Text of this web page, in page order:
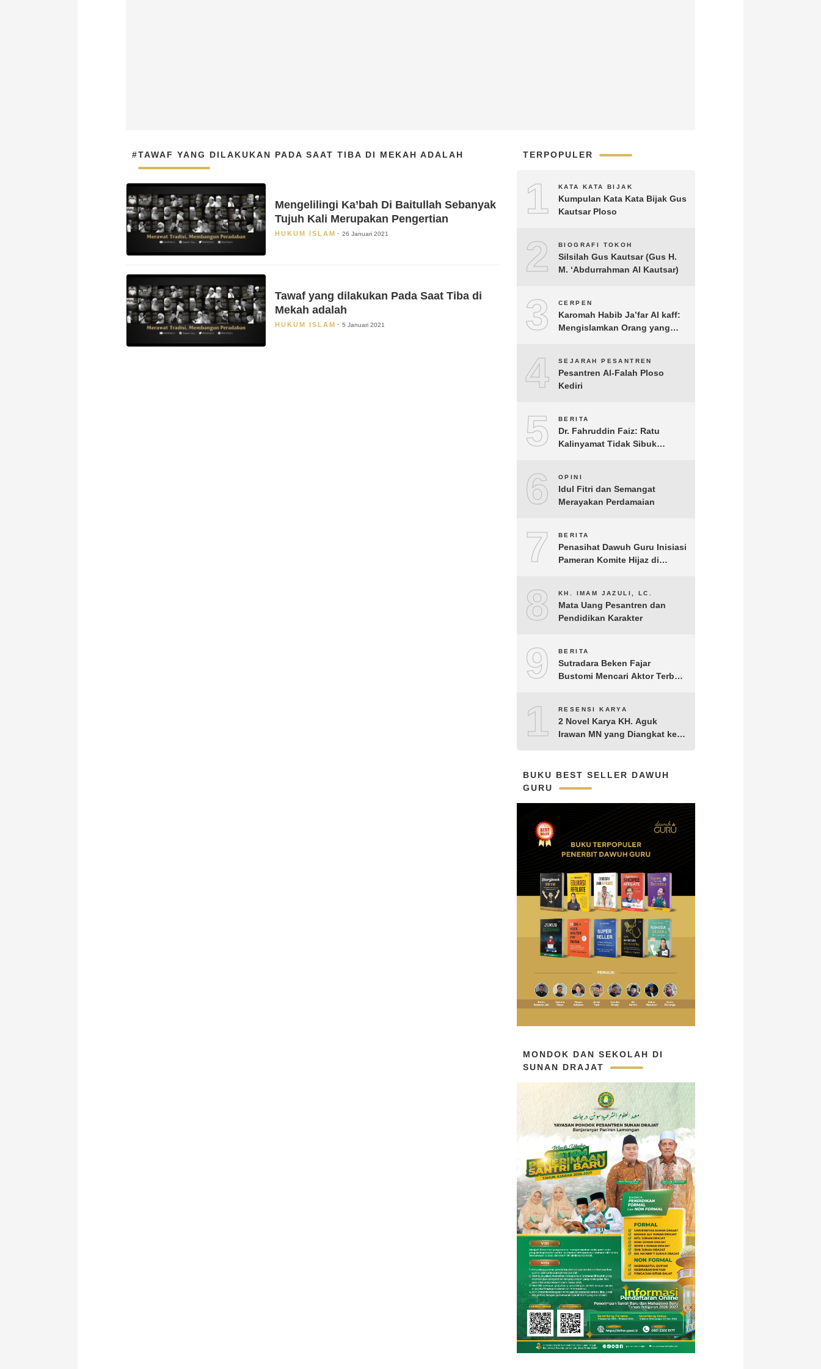
#TAWAF YANG DILAKUKAN PADA SAAT TIBA DI MEKAH ADALAH
Mengelilingi Ka’bah Di Baitullah Sebanyak
Tujuh Kali Merupakan Pengertian
HUKUM ISLAM 26 Januari 2021
Tawaf yang dilakukan Pada Saat Tiba di
Mekah adalah
HUKUM ISLAM 5 Januari 2021
TERPOPULER
1 KATA KATA BIJAK
Kumpulan Kata Kata Bijak Gus
Kautsar Ploso
2 BIOGRAFI TOKOH
Silsilah Gus Kautsar (Gus H.
M. ‘Abdurrahman Al Kautsar)
3 CERPEN
Karomah Habib Ja’far Al kaff:
Mengislamkan Orang yang
4 SEJARAH PESANTREN
Pesantren Al-Falah Ploso
Kediri
5 BERITA
Dr. Fahruddin Faiz: Ratu
Kalinyamat Tidak Sibuk
Perekonomian Rakyatnya
6 OPINI
Idul Fitri dan Semangat
Merayakan Perdamaian
7 BERITA
Penasihat Dawuh Guru Inisiasi
Pameran Komite Hijaz di
8 KH. IMAM JAZULI, LC.
Mata Uang Pesantren dan
Pendidikan Karakter
9 BERITA
Sutradara Beken Fajar
Bustomi Mencari Aktor Terbaik
KH. Hasyim Asy’ari karya KH.
Aguk Irawan MN
10RESENSI KARYA
2 Novel Karya KH. Aguk
Irawan MN yang Diangkat ke
BUKU BEST SELLER DAWUH
GURU
MONDOK DAN SEKOLAH DI
SUNAN DRAJAT